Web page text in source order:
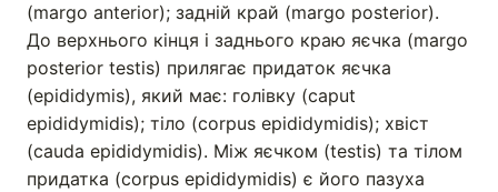
(margo anterior); задній край (margo posterior).
До верхнього кінця і заднього краю яєчка (margo
posterior testis) прилягає придаток яєчка
(epididymis), який має: голівку (caput
epididymidis); тіло (corpus epididymidis); хвіст
(cauda epididymidis). Між яєчком (testis) та тілом
придатка (corpus epididymidis) є його пазуха